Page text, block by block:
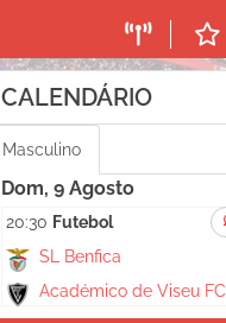
CALENDÁRIO
Masculino
Dom, 9 Agosto
20:30 Futebol
SL Benfica
Académico de Viseu FC